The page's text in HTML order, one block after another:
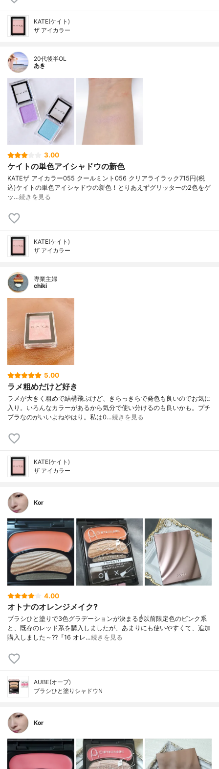
KATE(ケイト)
ザ アイカラー
20代後半OL
あき
3.00
ケイトの単色アイシャドウの新色
KATE ザ アイカラー 055 クールミント 056 クリアライラック 715円(税
込) ケイトの単色アイシャドウの新色！ とりあえずグリッターの2色をゲ
ッ…続きを見る
KATE(ケイト)
ザ アイカラー
専業主婦
chiki
5.00
ラメ粗めだけど好き
ラメが大きく粗めで結構飛ぶけど、きらっきらで発色も良いのでお気に
入り。いろんなカラーがあるから気分で使い分けるのも良いかも。プチ
プラなのがいいよねやはり。私は0…続きを見る
KATE(ケイト)
ザ アイカラー
Kor
4.00
オトナのオレンジメイク?
ブラシひと塗りで3色グラデーションが決まる☝️以前限定色のピンク系
と、既存のレッド系を購入しましたが、あまりにも使いやすくて、追加
購入しました～??『16 オレ…続きを見る
AUBE(オーブ)
ブラシひと塗りシャドウN
Kor